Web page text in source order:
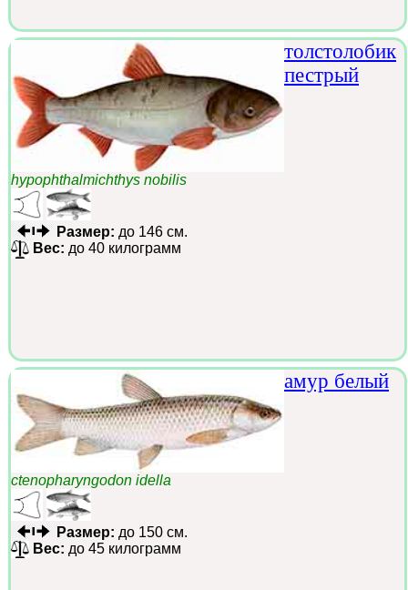
толстолобик
пестрый
hypophthalmichthys nobilis
Размер: до 146 см.
Вес: до 40 килограмм
амур белый
ctenopharyngodon idella
Размер: до 150 см.
Вес: до 45 килограмм